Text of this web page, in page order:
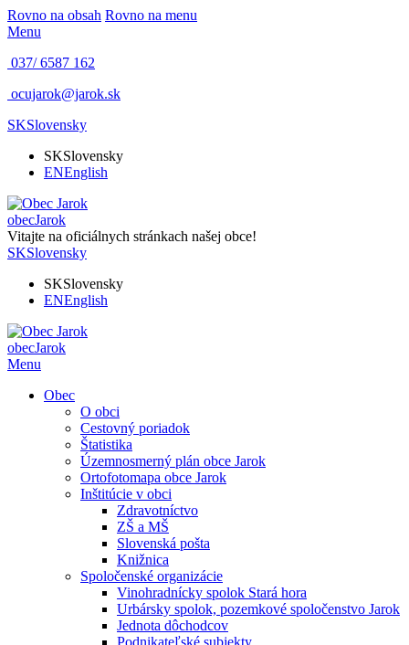
Rovno na obsah Rovno na menu
Menu
037/ 6587 162
ocujarok@jarok.sk
SKSlovensky
SKSlovensky
ENEnglish
obecJarok
Vitajte na oficiálnych stránkach našej obce!
SKSlovensky
SKSlovensky
ENEnglish
obecJarok
Menu
Obec
O obci
Cestovný poriadok
Štatistika
Územnosmerný plán obce Jarok
Ortofotomapa obce Jarok
Inštitúcie v obci
Zdravotníctvo
ZŠ a MŠ
Slovenská pošta
Knižnica
Spoločenské organizácie
Vinohradnícky spolok Stará hora
Urbársky spolok, pozemkové spoločenstvo Jarok
Jednota dôchodcov
Podnikateľské subjekty